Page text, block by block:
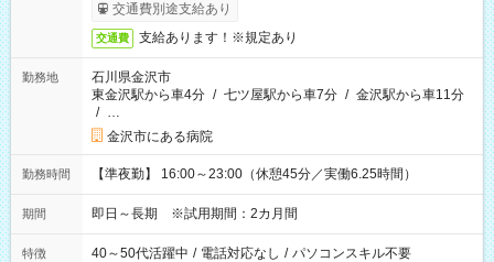
交通費別途支給あり
交通費 支給あります！※規定あり
勤務地
石川県金沢市
東金沢駅から車4分 / 七ツ屋駅から車7分 / 金沢駅から車11分
/ …
金沢市にある病院
勤務時間 【準夜勤】 16:00～23:00（休憩45分／実働6.25時間）
期間 即日～長期 ※試用期間：2カ月間
特徴 40～50代活躍中 / 電話対応なし / パソコンスキル不要